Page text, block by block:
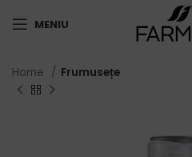
MENIU
Home Frumusețe